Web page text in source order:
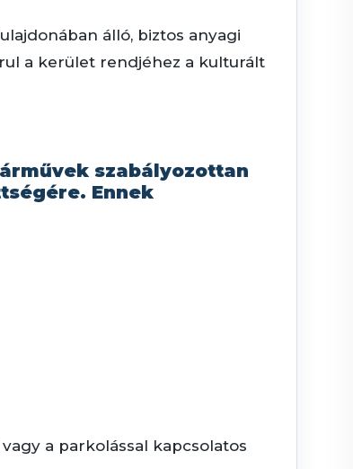
álló, biztos anyagi
a kerület rendjéhez a kulturált
szabályozottan
Ennek
a parkolással kapcsolatos